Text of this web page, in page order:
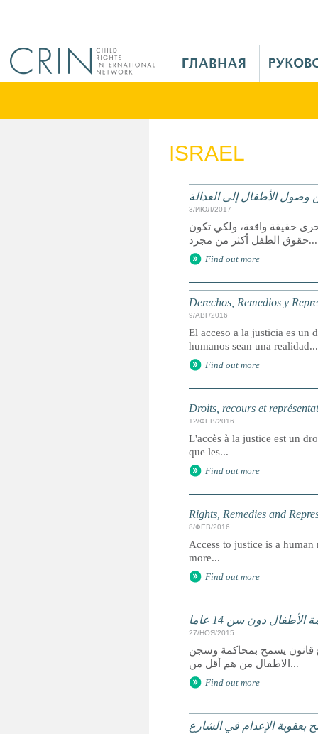
M
n
ISRAEL
وصول الأطفال إلى العدالة
3/ИЮЛ/2017
حقيقة واقعة، ولكي تكون
حقوق الطفل أكثر من مجرد...
Find out more
Derechos, Remedios y
9/АВГ/2016
El acceso a la justicia es un
humanos sean una realidad...
Find out more
Droits, recours et
12/ФЕВ/2016
L'accès à la justice est un
que les...
Find out more
Rights, Remedies and
8/ФЕВ/2016
Access to justice is a
more...
Find out more
دون سن 14 عاما
27/НОЯ/2015
قانون يسمح بمحاكمة وسجن
الاطفال من هم أقل من...
Find out more
بعقوبة الإعدام في الشارع